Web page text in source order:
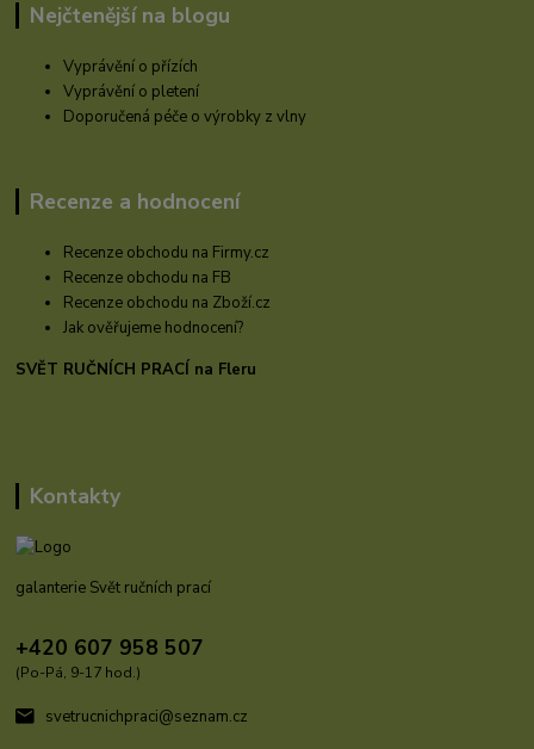
Nejčtenější na blogu
Vyprávění o přízích
Vyprávění o pletení
Doporučená péče o výrobky z vlny
Recenze a hodnocení
Recenze obchodu na Firmy.cz
Recenze obchodu na FB
Recenze obchodu na Zboží.cz
Jak ověřujeme hodnocení?
SVĚT RUČNÍCH PRACÍ na Fleru
Kontakty
galanterie Svět ručních prací
+420 607 958 507
(Po-Pá, 9-17 hod.)
svetrucnichpraci@seznam.cz